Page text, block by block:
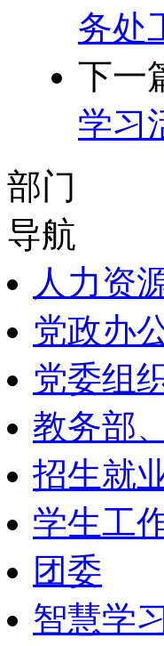
务处
下一
学习
部门
导航
人力资
党政办
党委组
教务部
招生就
学生工
团委
智慧学